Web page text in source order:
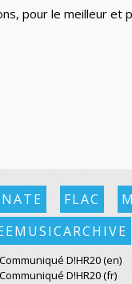
pour le meilleur et
FLAC
Communiqué D!HR20 (en)
Communiqué D!HR20 (fr)